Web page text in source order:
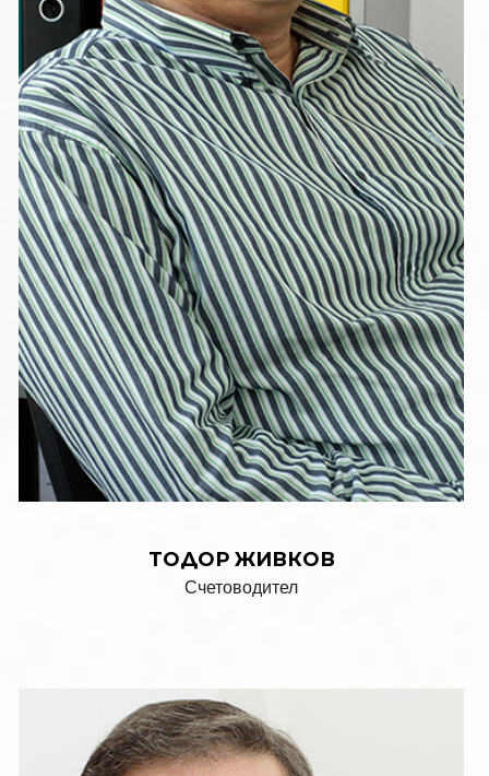
ТOДОР ЖИВКОВ
Счетоводител
ТOДОР ЖИВКОВ
Счетоводител